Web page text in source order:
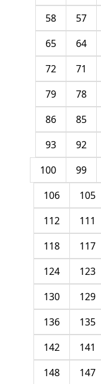
57
58
64
65
71
72
78
79
85
86
92
93
99
100
105
106
111
112
117
118
123
124
129
130
135
136
141
142
147
148